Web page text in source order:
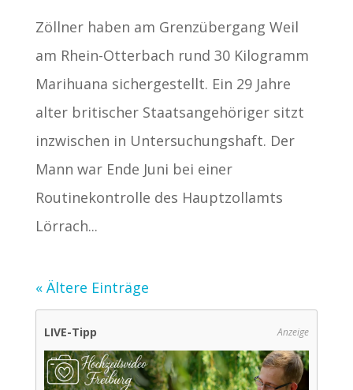
Zöllner haben am Grenzübergang Weil
am Rhein-Otterbach rund 30 Kilogramm
Marihuana sichergestellt. Ein 29 Jahre
alter britischer Staatsangehöriger sitzt
inzwischen in Untersuchungshaft. Der
Mann war Ende Juni bei einer
Routinekontrolle des Hauptzollamts
Lörrach...
« Ältere Einträge
LIVE-Tipp Anzeige